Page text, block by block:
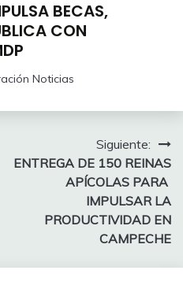
BECAS,
CON
Noticias
Siguiente:
ENTREGA DE 150 REINAS
APÍCOLAS PARA
IMPULSAR LA
PRODUCTIVIDAD EN
CAMPECHE